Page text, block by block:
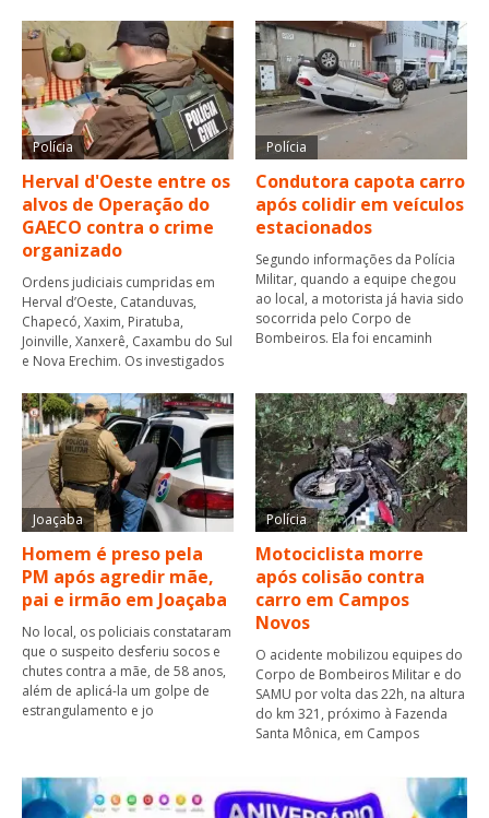
Polícia
Herval d'Oeste entre os
alvos de Operação do
GAECO contra o crime
organizado
Ordens judiciais cumpridas em
Herval d’Oeste, Catanduvas,
Chapecó, Xaxim, Piratuba,
Joinville, Xanxerê, Caxambu do Sul
e Nova Erechim. Os investigados
Polícia
Condutora capota carro
após colidir em veículos
estacionados
Segundo informações da Polícia
Militar, quando a equipe chegou
ao local, a motorista já havia sido
socorrida pelo Corpo de
Bombeiros. Ela foi encaminh
Joaçaba
Homem é preso pela
PM após agredir mãe,
pai e irmão em Joaçaba
No local, os policiais constataram
que o suspeito desferiu socos e
chutes contra a mãe, de 58 anos,
além de aplicá-la um golpe de
estrangulamento e jo
Polícia
Motociclista morre
após colisão contra
carro em Campos
Novos
O acidente mobilizou equipes do
Corpo de Bombeiros Militar e do
SAMU por volta das 22h, na altura
do km 321, próximo à Fazenda
Santa Mônica, em Campos